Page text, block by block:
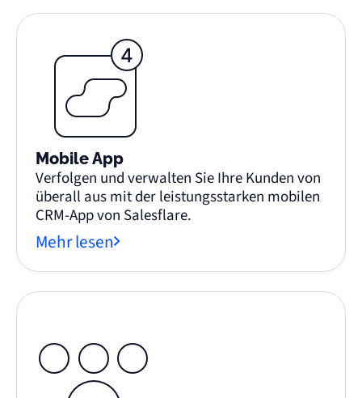
Mobile App
Verfolgen und verwalten Sie Ihre Kunden von
überall aus mit der leistungsstarken mobilen
CRM-App von Salesflare.
Mehr lesen